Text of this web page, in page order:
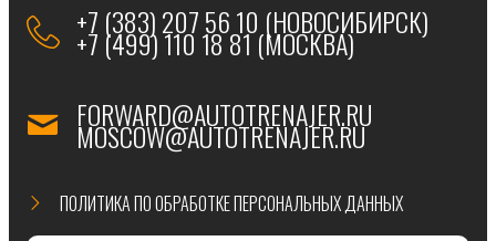
+7 (383) 207 56 10 (НОВОСИБИРСК)
+7 (499) 110 18 81 (МОСКВА)
FORWARD@AUTOTRENAJER.RU
MOSCOW@AUTOTRENAJER.RU
ПОЛИТИКА ПО ОБРАБОТКЕ ПЕРСОНАЛЬНЫХ ДАННЫХ